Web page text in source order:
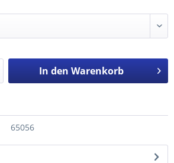
In den Warenkorb
65056